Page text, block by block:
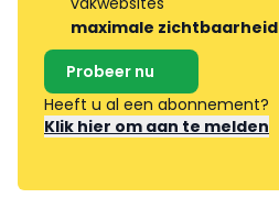
maximale zichtbaarheid
Probeer nu
Heeft u al een abonnement?
Klik hier om aan te melden